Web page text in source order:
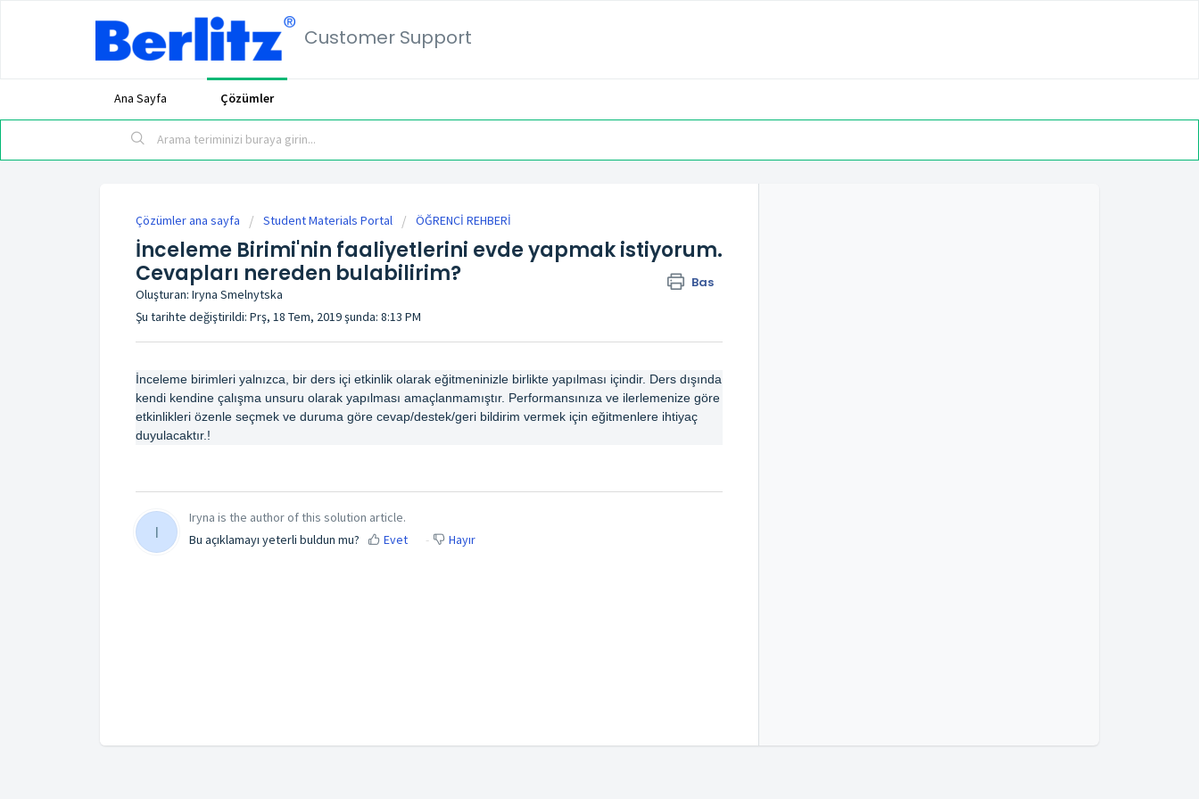
Customer Support
Ana Sayfa Çözümler
Çözümler ana sayfa Student Materials Portal ÖĞRENCİ REHBERİ
İnceleme Birimi'nin faaliyetlerini evde yapmak istiyorum.
Cevapları nereden bulabilirim?
Bas
Oluşturan: Iryna Smelnytska
Şu tarihte değiştirildi: Prş, 18 Tem, 2019 şunda: 8:13 PM
İnceleme birimleri yalnızca, bir ders içi etkinlik olarak eğitmeninizle birlikte yapılması içindir. Ders dışında
kendi kendine çalışma unsuru olarak yapılması amaçlanmamıştır. Performansınıza ve ilerlemenize göre
etkinlikleri özenle seçmek ve duruma göre cevap/destek/geri bildirim vermek için eğitmenlere ihtiyaç
duyulacaktır.!
I
Iryna is the author of this solution article.
Bu açıklamayı yeterli buldun mu?
Evet Hayır